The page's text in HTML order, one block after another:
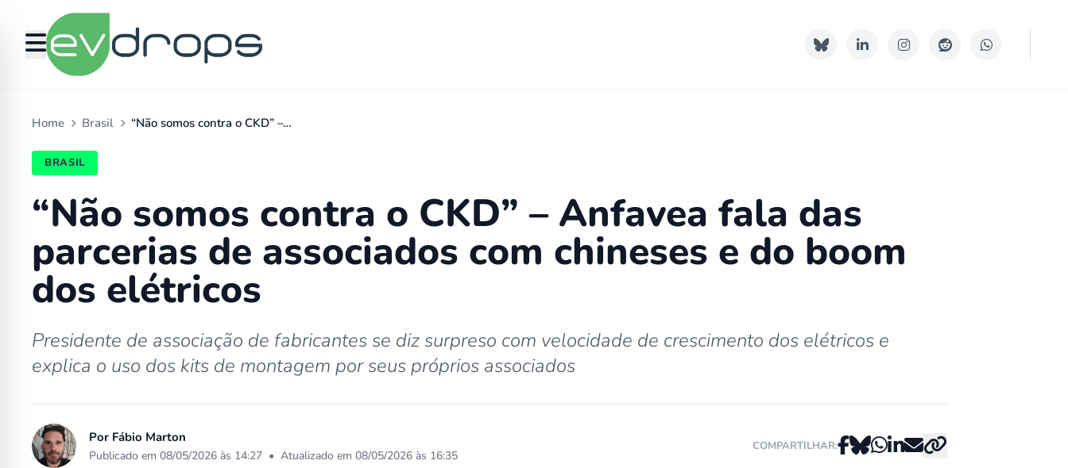
Home Brasil “Não somos contra o CKD” –…
BRASIL
“Não somos contra o CKD” – Anfavea fala das
parcerias de associados com chineses e do boom
dos elétricos
Presidente de associação de fabricantes se diz surpreso com velocidade de crescimento dos elétricos e
explica o uso dos kits de montagem por seus próprios associados
Por Fábio Marton
Publicado em 08/05/2026 às 14:27 • Atualizado em 08/05/2026 às 16:35
COMPARTILHAR: